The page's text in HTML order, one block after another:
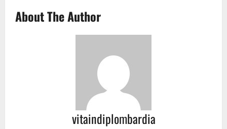
About The Author
vitaindiplombardia